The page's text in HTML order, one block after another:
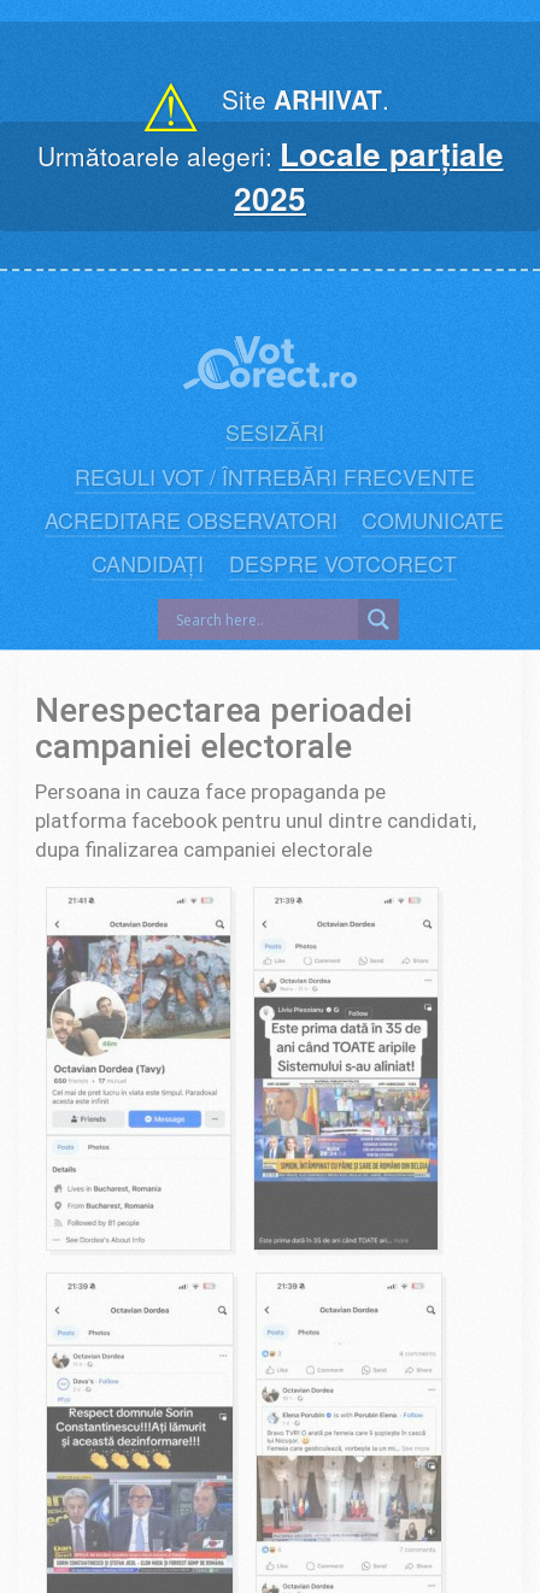
⚠ Site ARHIVAT.
Următoarele alegeri: Locale parțiale
2025
SESIZĂRI
REGULI VOT / ÎNTREBĂRI FRECVENTE
ACREDITARE OBSERVATORI
COMUNICATE
CANDIDAȚI
DESPRE VOTCORECT
Nerespectarea perioadei
campaniei electorale
Persoana in cauza face propaganda pe
platforma facebook pentru unul dintre candidati,
dupa finalizarea campaniei electorale